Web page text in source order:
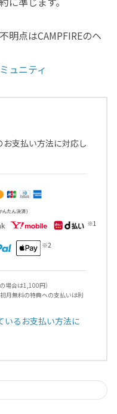
明点はCAMPFIREのヘ
ュニティ
お支払い方法に対応し
合は1,100円）
月無料の特典への支払いは利
いるお支払い方法に